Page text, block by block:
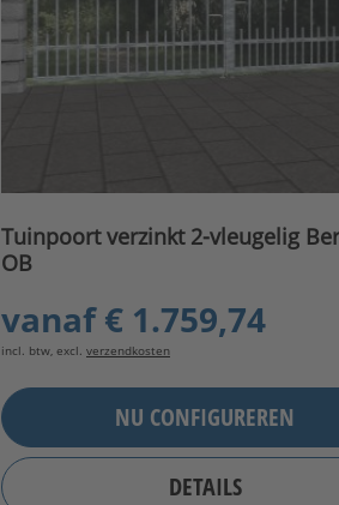
Tuinpoort verzinkt 2-vleugelig
OB
vanaf€ 1.759,74
incl. btw, excl. verzendkosten
NU CONFIGUREREN
DETAILS